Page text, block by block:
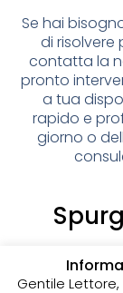
Se hai
di
contatta la
pronto
a tua
rapido e
giorno o
I pozzi neri
Gentile